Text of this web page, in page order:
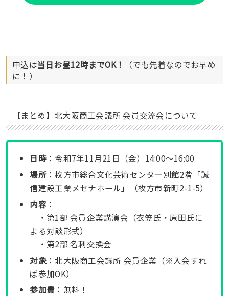
申込は当日お昼12時までOK！
（でも先着なのでお早め
に！）
【まとめ】北大阪商工会議所 会員交流会について
日時 ：令和7年11月21日（金）14:00〜16:00
場所 ：枚方市総合文化芸術センター別館2階「誠
信建設工業メセナホール」（枚方市新町2-1-5）
内容 ：
・第1部 会員企業講演会（衣笠氏・原田氏に
よる対談形式）
・第2部 名刺交換会
対象 ：北大阪商工会議所 会員企業（※入会すれ
ば参加OK）
参加費 ：無料！